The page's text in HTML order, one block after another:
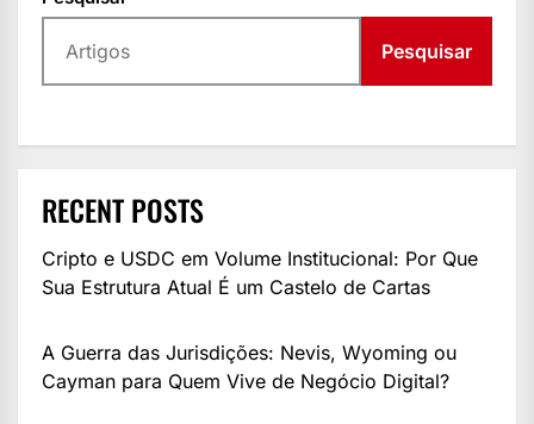
Pesquisar
RECENT POSTS
Cripto e USDC em Volume Institucional: Por Que
Sua Estrutura Atual É um Castelo de Cartas
A Guerra das Jurisdições: Nevis, Wyoming ou
Cayman para Quem Vive de Negócio Digital?